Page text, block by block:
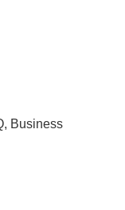
Business